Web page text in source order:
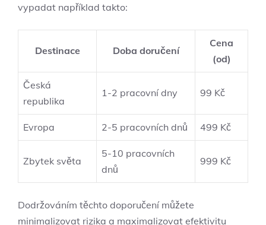
vypadat například takto:
Destinace Doba doručení
Cena
(od)
Česká
republika
1-2 pracovní dny 99 Kč
Evropa 2-5 pracovních dnů 499 Kč
Zbytek světa
5-10 pracovních
dnů
999 Kč
Dodržováním těchto doporučení můžete
minimalizovat rizika a maximalizovat efektivitu